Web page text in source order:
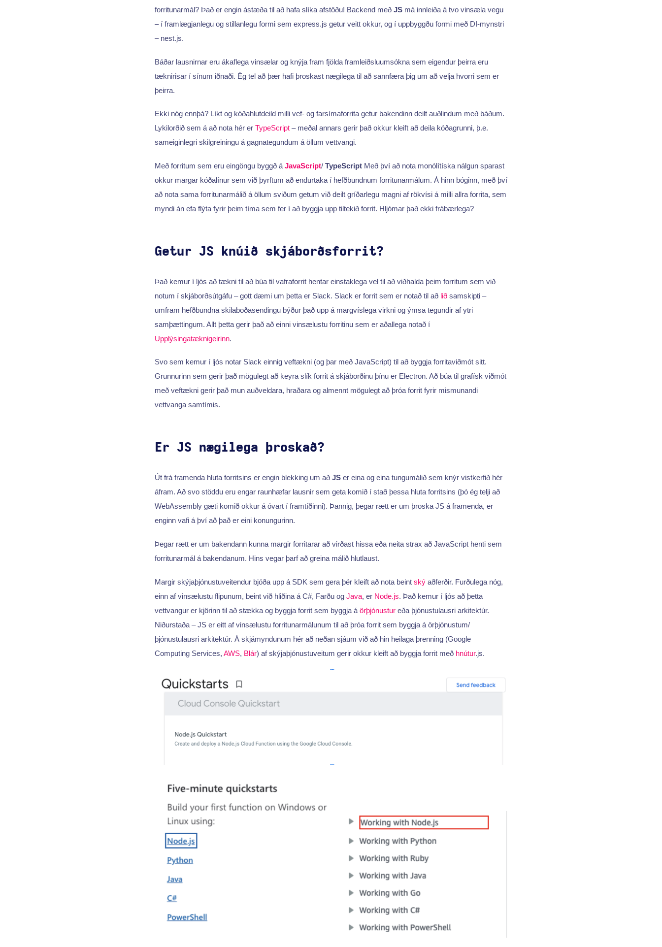
forritunarmál? Það er engin ástæða til að hafa slíka afstöðu! Backend með JS má innleiða á tvo vinsæla vegu
– í framlægjanlegu og stillanlegu formi sem express.js getur veitt okkur, og í uppbyggðu formi með DI-mynstri
– nest.js.
Báðar lausnirnar eru ákaflega vinsælar og knýja fram fjölda framleiðsluumsókna sem eigendur þeirra eru
tæknirisar í sínum iðnaði. Ég tel að þær hafi þroskast nægilega til að sannfæra þig um að velja hvorri sem er
þeirra.
Ekki nóg ennþá? Líkt og kóðahlutdeild milli vef- og farsímaforrita getur bakendinn deilt auðlindum með báðum.
Lykilorðið sem á að nota hér er TypeScript– meðal annars gerir það okkur kleift að deila kóðagrunni, þ.e.
sameiginlegri skilgreiningu á gagnategundum á öllum vettvangi.
Með forritum sem eru eingöngu byggð á JavaScript/ TypeScriptMeð því að nota monólítíska nálgun sparast
okkur margar kóðalínur sem við þyrftum að endurtaka í hefðbundnum forritunarmálum. Á hinn bóginn, með því
að nota sama forritunarmálið á öllum sviðum getum við deilt gríðarlegu magni af rökvísi á milli allra forrita, sem
myndi án efa flýta fyrir þeim tíma sem fer í að byggja upp tiltekið forrit. Hljómar það ekki frábærlega?
Getur JS knúið skjáborðsforrit?
Það kemur í ljós að tækni til að búa til vafraforrit hentar einstaklega vel til að viðhalda þeim forritum sem við
notum í skjáborðsútgáfu – gott dæmi um þetta er Slack. Slack er forrit sem er notað til að liðsamskipti –
umfram hefðbundna skilaboðasendingu býður það upp á margvíslega virkni og ýmsa tegundir af ytri
samþættingum. Allt þetta gerir það að einni vinsælustu forritinu sem er aðallega notað í
Upplýsingatæknigeirinn.
Svo sem kemur í ljós notar Slack einnig vef­tækni (og þar með JavaScript) til að byggja forritaviðmót sitt.
Grunnurinn sem gerir það mögulegt að keyra slík forrit á skjáborðinu þínu er Electron. Að búa til grafísk viðmót
með vef­tækni gerir það mun auðveldara, hraðara og almennt mögulegt að þróa forrit fyrir mismunandi
vettvanga samtímis.
Er JS nægilega þroskað?
Út frá framenda hluta forritsins er engin blekking um að JS er eina og eina tungumálið sem knýr vistkerfið hér
áfram. Að svo stöddu eru engar raunhæfar lausnir sem geta komið í stað þessa hluta forritsins (þó ég telji að
WebAssembly gæti komið okkur á óvart í framtíðinni). Þannig, þegar rætt er um þroska JS á framenda, er
enginn vafi á því að það er eini konungurinn.
Þegar rætt er um bakendann kunna margir forritarar að virðast hissa eða neita strax að JavaScript henti sem
forritunarmál á bakendanum. Hins vegar þarf að greina málið hlutlaust.
Margir skýjaþjónustuveitendur bjóða upp á SDK sem gera þér kleift að nota beint skýaðferðir. Furðulega nóg,
einn af vinsælustu flipunum, beint við hliðina á C#, Farðu og Java, er Node.js. Það kemur í ljós að þetta
vettvangur er kjörinn til að stækka og byggja forrit sem byggja á örþjónustureða þjónustulausri arkitektúr.
Niðurstaða – JS er eitt af vinsælustu forritunarmálunum til að þróa forrit sem byggja á örþjónustum/
þjónustulausri arkitektúr. Á skjámyndunum hér að neðan sjáum við að hin heilaga þrenning (Google
Computing Services, AWS, Blár) af skýjaþjónustuveitum gerir okkur kleift að byggja forrit með hnútur.js.